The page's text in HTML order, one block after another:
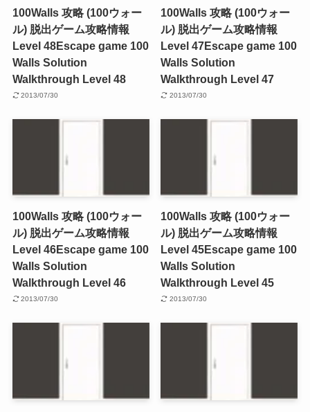
100Walls 攻略 (100ウォー
ル) 脱出ゲーム攻略情報
Level 48Escape game 100
Walls Solution
Walkthrough Level 48
2013/07/30
100Walls 攻略 (100ウォー
ル) 脱出ゲーム攻略情報
Level 47Escape game 100
Walls Solution
Walkthrough Level 47
2013/07/30
100Walls 攻略 (100ウォー
ル) 脱出ゲーム攻略情報
Level 46Escape game 100
Walls Solution
Walkthrough Level 46
2013/07/30
100Walls 攻略 (100ウォー
ル) 脱出ゲーム攻略情報
Level 45Escape game 100
Walls Solution
Walkthrough Level 45
2013/07/30